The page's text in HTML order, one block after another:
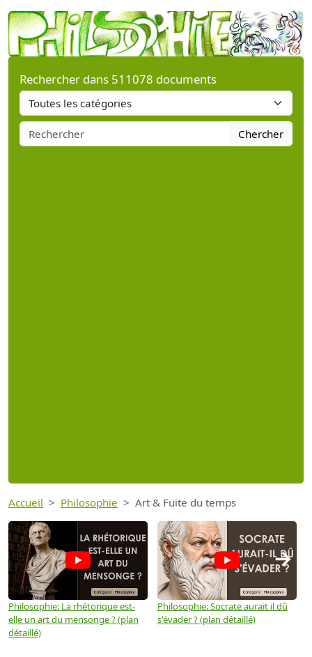
Rechercher dans 511078 documents
Chercher
Accueil Philosophie Art & Fuite du temps
Philosophie: La rhétorique est-
elle un art du mensonge ? (plan
détaillé)
Philosophie: Socrate aurait il dû
s'évader ? (plan détaillé)
→